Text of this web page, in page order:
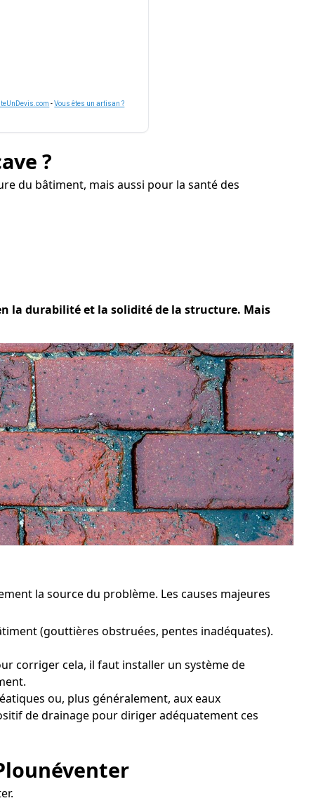
-Vous êtes un artisan ?
?
du bâtiment, mais aussi pour la santé des
la durabilité et la solidité de la structure. Mais
la source du problème. Les causes majeures
(gouttières obstruées, pentes inadéquates).
corriger cela, il faut installer un système de
ou, plus généralement, aux eaux
de drainage pour diriger adéquatement ces